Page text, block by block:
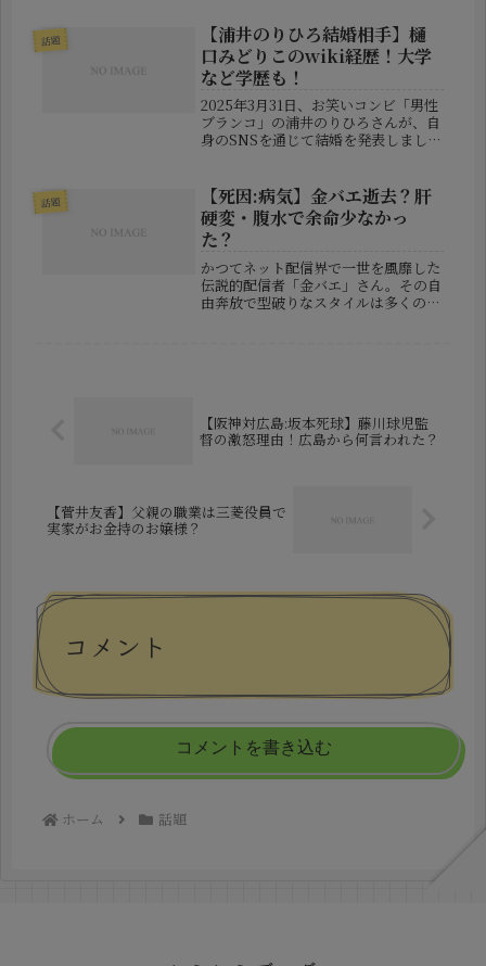
在のパートナーとは結婚しているので
しょうか？ そして、子供はいるので
し...
話題
【浦井のりひろ結婚相手】樋
口みどりこのwiki経歴！大学
など学歴も！
2025年3月31日、お笑いコンビ「男性
ブランコ」の浦井のりひろさんが、自
身のSNSを通じて結婚を発表しまし
メンバーとして活躍していた樋口みど
りこさん。お笑いとエンタメの世...
話題
【死因:病気】金バエ逝去？肝
硬変・腹水で余命少なかっ
た？
かつてネット配信界で一世を風靡した
伝説的配信者「金バエ」さん。その自
由奔放で型破りなスタイルは多くのフ
【阪神対広島:坂本死球】藤川球児監
督の激怒理由！広島から何言われた？
【菅井友香】父親の職業は三菱役員で
実家がお金持のお嬢様？
コメント
コメントを書き込む
ホーム 話題